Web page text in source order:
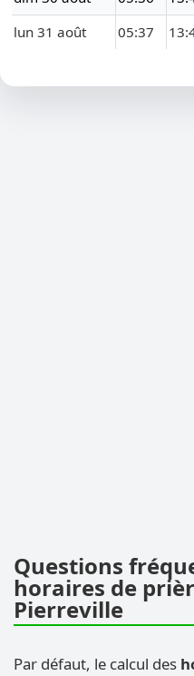
lun 31 août
05:37
Questions
horaires de
Pierreville
Par défaut, le calcul des